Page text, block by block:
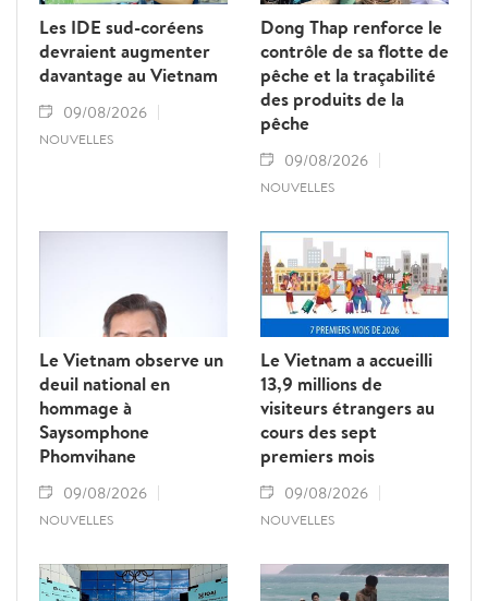
Les IDE sud-coréens
devraient augmenter
davantage au Vietnam
09/08/2026
NOUVELLES
Dong Thap renforce le
contrôle de sa flotte de
pêche et la traçabilité
des produits de la
pêche
09/08/2026
NOUVELLES
Le Vietnam observe un
deuil national en
hommage à
Saysomphone
Phomvihane
09/08/2026
NOUVELLES
Le Vietnam a accueilli
13,9 millions de
visiteurs étrangers au
cours des sept
premiers mois
09/08/2026
NOUVELLES